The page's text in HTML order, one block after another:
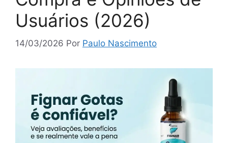
Usuários (2026)
14/03/2026 Por Paulo Nascimento